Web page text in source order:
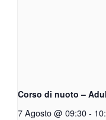
Corso di nuoto –
7 Agosto @ 09:30 -